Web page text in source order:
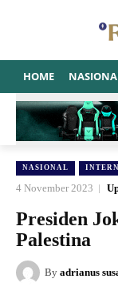
HOME
NASIONAL
4 November 2023
Presiden
Palestina
By adrianus